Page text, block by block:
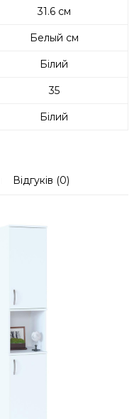
31.6 см
Белый см
Білий
35
Білий
Відгуків (0)